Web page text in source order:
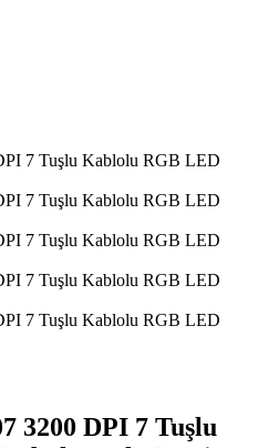
3200 DPI 7 Tuşlu